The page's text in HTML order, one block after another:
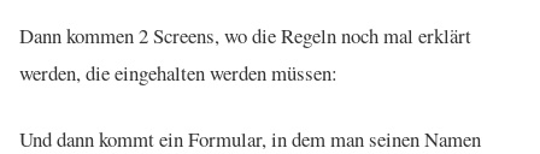
Dann kommen 2 Screens, wo die Regeln noch mal erklärt
werden, die eingehalten werden müssen:
Und dann kommt ein Formular, in dem man seinen Namen